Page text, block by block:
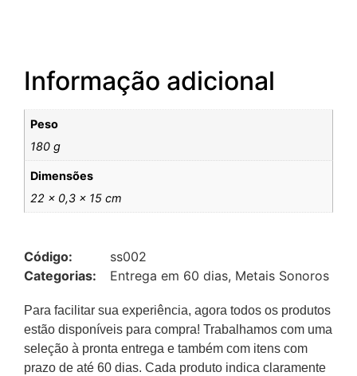
Informação adicional
Peso
180 g
Dimensões
22 × 0,3 × 15 cm
Código:
ss002
Categorias:
Entrega em 60 dias, Metais Sonoros
Para facilitar sua experiência, agora todos os produtos
estão disponíveis para compra! Trabalhamos com uma
seleção à pronta entrega e também com itens com
prazo de até 60 dias. Cada produto indica claramente